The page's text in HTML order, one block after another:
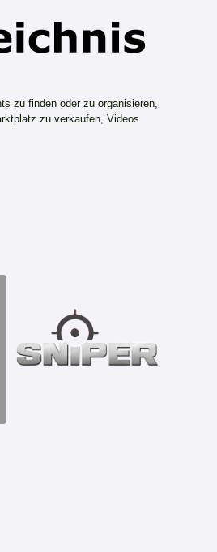
zu finden oder zu organisieren,
zu verkaufen, Videos